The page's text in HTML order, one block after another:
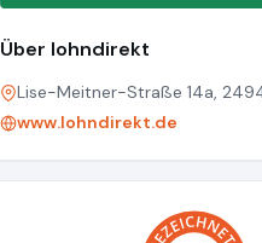
Über lohndirekt
Lise-Meitner-Straße 14a,
www.lohndirekt.de